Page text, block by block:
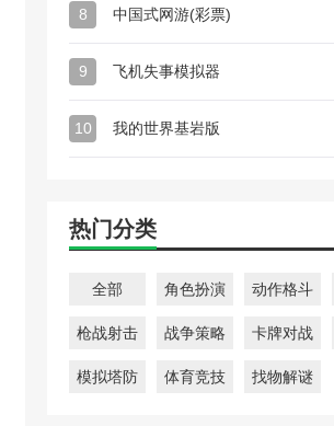
8 中国式网游(彩票)
9 飞机失事模拟器
10 我的世界基岩版
热门分类
全部 角色扮演 动作格斗
枪战射击 战争策略 卡牌对战
模拟塔防 体育竞技 找物解谜